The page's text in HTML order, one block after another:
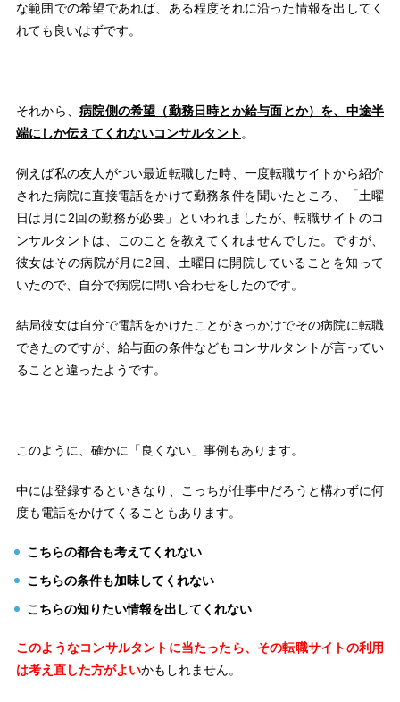
な範囲での希望であれば、ある程度それに沿った情報を出してく
れても良いはずです。
それから、病院側の希望（勤務日時とか給与面とか）を、中途半
端にしか伝えてくれないコンサルタント。
例えば私の友人がつい最近転職した時、一度転職サイトから紹介
された病院に直接電話をかけて勤務条件を聞いたところ、「土曜
日は月に2回の勤務が必要」といわれましたが、転職サイトのコ
ンサルタントは、このことを教えてくれませんでした。ですが、
彼女はその病院が月に2回、土曜日に開院していることを知って
いたので、自分で病院に問い合わせをしたのです。
結局彼女は自分で電話をかけたことがきっかけでその病院に転職
できたのですが、給与面の条件などもコンサルタントが言ってい
ることと違ったようです。
このように、確かに「良くない」事例もあります。
中には登録するといきなり、こっちが仕事中だろうと構わずに何
度も電話をかけてくることもあります。
こちらの都合も考えてくれない
こちらの条件も加味してくれない
こちらの知りたい情報を出してくれない
このようなコンサルタントに当たったら、その転職サイトの利用
は考え直した方がよいかもしれません。